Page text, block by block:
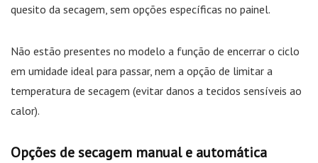
quesito da secagem, sem opções específicas no painel.
Não estão presentes no modelo a função de encerrar o ciclo
em umidade ideal para passar, nem a opção de limitar a
temperatura de secagem (evitar danos a tecidos sensíveis ao
calor).
Opções de secagem manual e automática